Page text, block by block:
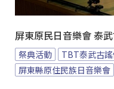
屏東原民日音樂會 泰
祭典活動 TBT泰武古
屏東縣原住民族日音樂會